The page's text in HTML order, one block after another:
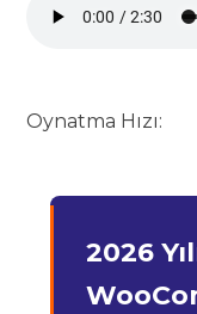
Oynatma Hızı:
2026